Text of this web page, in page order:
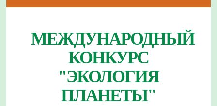
МЕЖДУНАРОДНЫЙ
КОНКУРС
"ЭКОЛОГИЯ
ПЛАНЕТЫ"